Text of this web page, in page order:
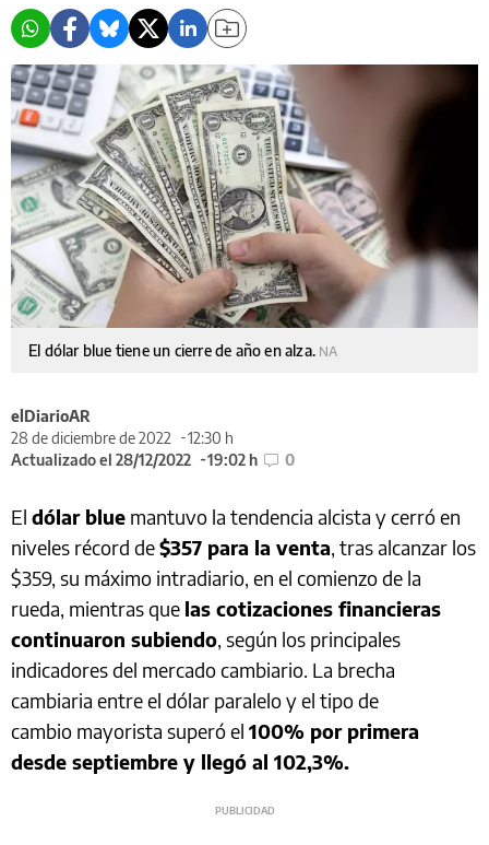
El dólar blue tiene un cierre de año en alza. NA
elDiarioAR
28 de diciembre de 2022
12:30 h
Actualizado el 28/12/2022
19:02 h 0
El dólar blue mantuvo la tendencia alcista y cerró en
niveles récord de$357 para la venta, tras alcanzar los
$359, su máximo intradiario, en el comienzo de la
rueda, mientras que las cotizaciones financieras
continuaron subiendo, según los principales
indicadores del mercado cambiario. La brecha
cambiaria entre el dólar paralelo y el tipo de
cambio mayorista superó el 100% por primera
desde septiembre y llegó al 102,3%.